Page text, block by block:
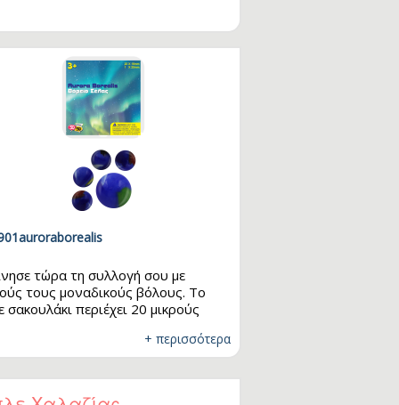
τώρα τη συλλογή σου με
τους μοναδικούς βόλους. Το
σακουλάκι περιέχει 20 μικρούς
και παίξε μαζί με τους φίλους
Διαστάσεις: 20 x 16mm - 1 x 25mm
+ περισσότερα